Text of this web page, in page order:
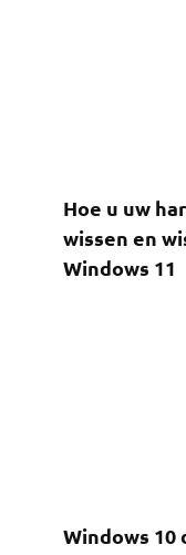
Hoe u uw
wissen en
Windows 11
Windows 10